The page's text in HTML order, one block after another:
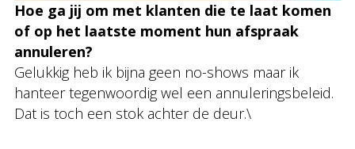
Hoe ga jij om met klanten die te laat komen
of op het laatste moment hun afspraak
annuleren?
Gelukkig heb ik bijna geen no-shows maar ik
hanteer tegenwoordig wel een annuleringsbeleid.
Dat is toch een stok achter de deur.\